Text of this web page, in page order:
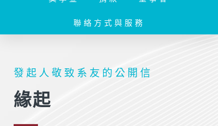
聯絡方式與服務
發起人敬致系友的公開信
緣起